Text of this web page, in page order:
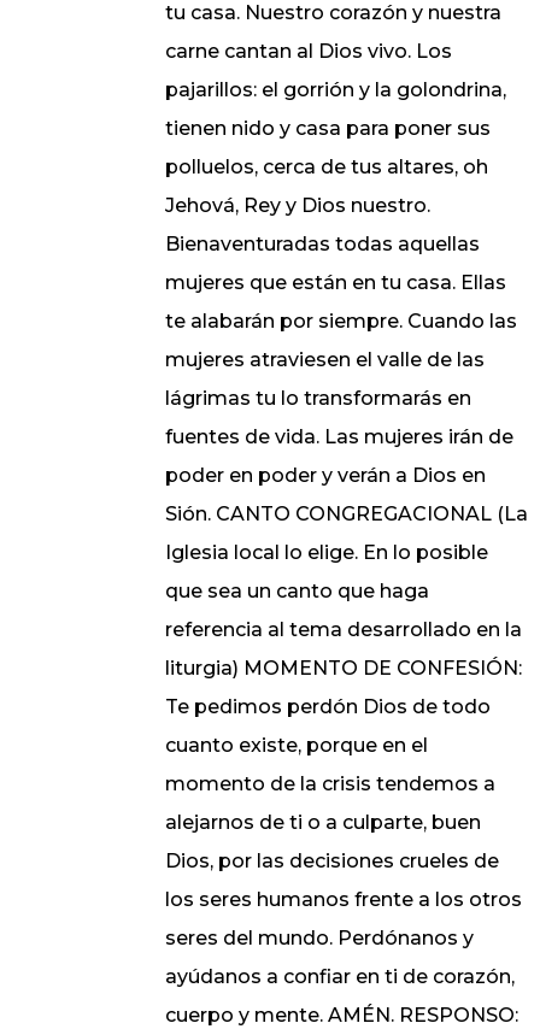
tu casa. Nuestro corazón y nuestra
carne cantan al Dios vivo. Los
pajarillos: el gorrión y la golondrina,
tienen nido y casa para poner sus
polluelos, cerca de tus altares, oh
Jehová, Rey y Dios nuestro.
Bienaventuradas todas aquellas
mujeres que están en tu casa. Ellas
te alabarán por siempre. Cuando las
mujeres atraviesen el valle de las
lágrimas tu lo transformarás en
fuentes de vida. Las mujeres irán de
poder en poder y verán a Dios en
Sión. CANTO CONGREGACIONAL (La
Iglesia local lo elige. En lo posible
que sea un canto que haga
referencia al tema desarrollado en la
liturgia) MOMENTO DE CONFESIÓN:
Te pedimos perdón Dios de todo
cuanto existe, porque en el
momento de la crisis tendemos a
alejarnos de ti o a culparte, buen
Dios, por las decisiones crueles de
los seres humanos frente a los otros
seres del mundo. Perdónanos y
ayúdanos a confiar en ti de corazón,
cuerpo y mente. AMÉN. RESPONSO: